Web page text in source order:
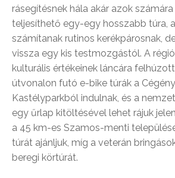
rásegítésnek hála akár azok
teljesíthető egy-egy hosszabb túra,
számítanak rutinos kerékpárosnak,
vissza egy kis testmozgástól. A
kulturális értékeinek láncára
útvonalon futó e-bike túrák a
Kastélyparkból indulnak, és a
egy űrlap kitöltésével lehet rájuk
a 45 km-es Szamos-menti
túrát ajánljuk, míg a veterán
beregi körtúrát.